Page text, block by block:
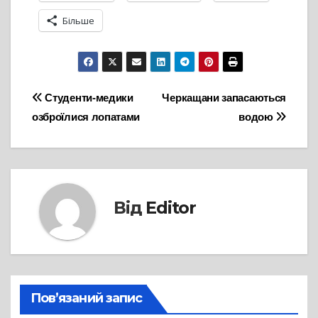
Більше
Навігація
записів
Черкащани запасаються
водою
Студенти-медики
озброїлися лопатами
Від Editor
Пов’язаний запис